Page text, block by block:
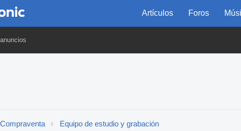
Artículos Foros
Compraventa Equipo de estudio y grabación